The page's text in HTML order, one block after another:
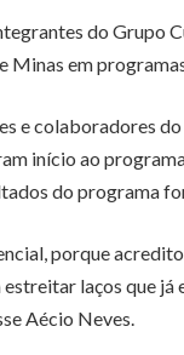
do Grupo
em
colaboradores
início ao
do programa
porque
laços que
Aécio Neves.